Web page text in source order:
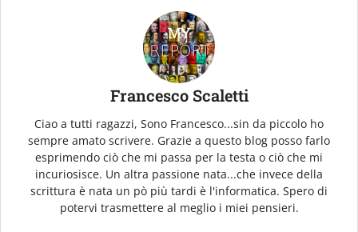
Francesco Scaletti
Ciao a tutti ragazzi, Sono Francesco...sin da piccolo ho
sempre amato scrivere. Grazie a questo blog posso farlo
esprimendo ciò che mi passa per la testa o ciò che mi
incuriosisce. Un altra passione nata...che invece della
scrittura è nata un pò più tardi è l'informatica. Spero di
potervi trasmettere al meglio i miei pensieri.